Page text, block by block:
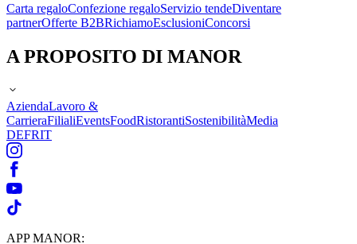
Carta regaloConfezione regaloServizio tendeDiventare
partnerOfferte B2BRichiamoEsclusioniConcorsi
A PROPOSITO DI MANOR
AziendaLavoro &
CarrieraFilialiEventsFoodRistorantiSostenibilitàMedia
DEFRIT
APP MANOR: